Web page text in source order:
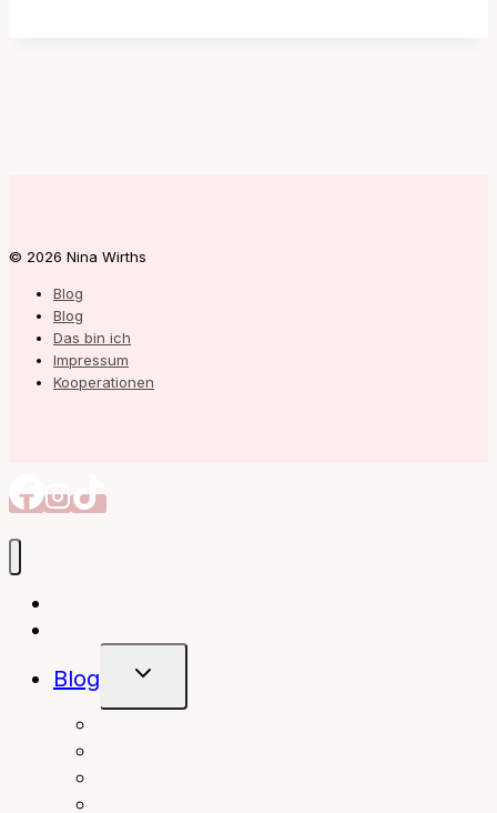
© 2026 Nina Wirths
Blog
Blog
Das bin ich
Impressum
Kooperationen
Blog
Untermenü